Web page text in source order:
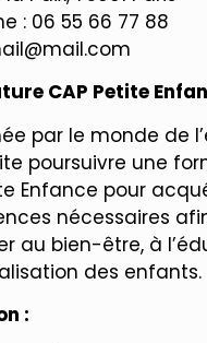
: 06 55 66 77 88
CAP Petite
par le monde de
poursuivre une
Enfance pour
nécessaires
au bien-être, à
des enfants.
: